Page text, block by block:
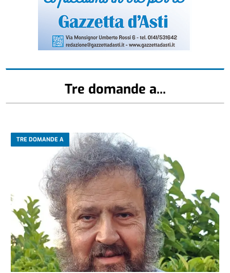
Tre domande a...
TRE DOMANDE A